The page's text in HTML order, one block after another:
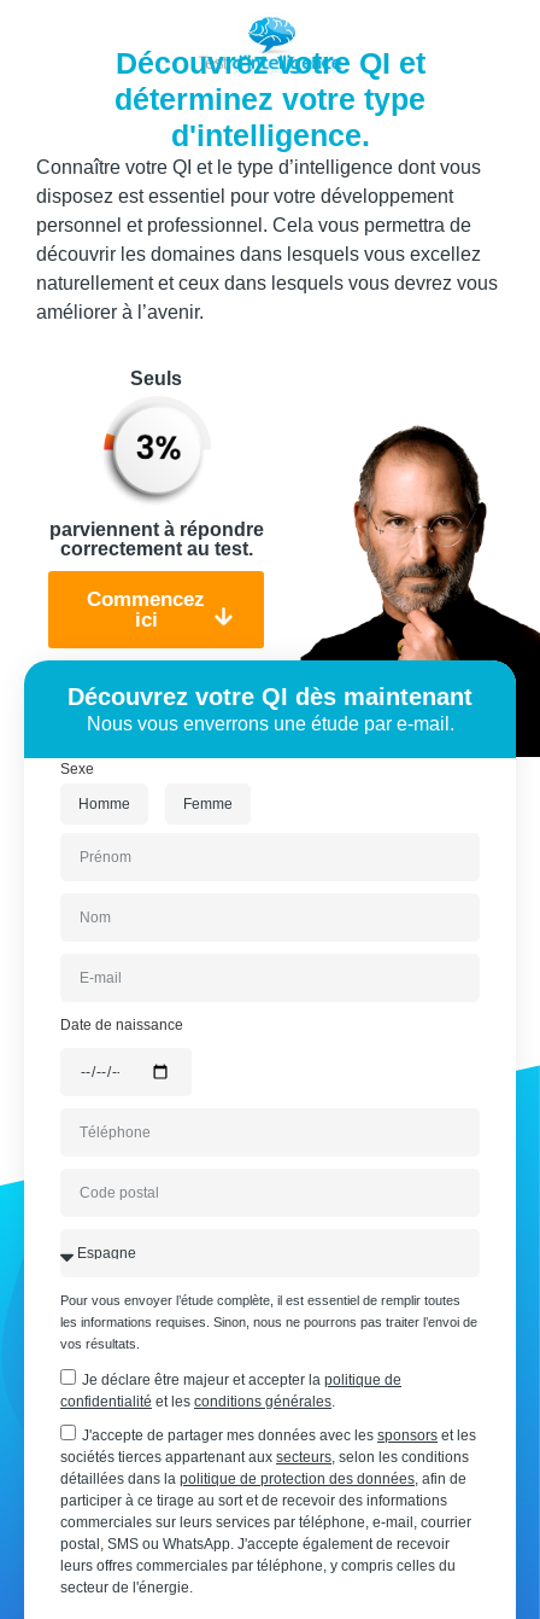
Découvrez votre QI et
déterminez votre type
d'intelligence.
Connaître votre QI et le type d’intelligence dont vous
disposez est essentiel pour votre développement
personnel et professionnel. Cela vous permettra de
découvrir les domaines dans lesquels vous excellez
naturellement et ceux dans lesquels vous devrez vous
améliorer à l’avenir.
Seuls
parviennent à répondre
correctement au test.
Commencez
ici
Découvrez votre QI dès maintenant
Nous vous enverrons une étude par e-mail.
Sexe
Homme Femme
Date de naissance
Pour vous envoyer l’étude complète, il est essentiel de remplir toutes
les informations requises. Sinon, nous ne pourrons pas traiter l’envoi de
vos résultats.
Je déclare être majeur et accepter la politique de
confidentialité et les conditions générales
J'accepte de partager mes données avec les sponsors et les
sociétés tierces appartenant aux secteurs , selon les conditions
détaillées dans la politique de protection des données , afin de
participer à ce tirage au sort et de recevoir des informations
commerciales sur leurs services par téléphone, e-mail, courrier
postal, SMS ou WhatsApp. J'accepte également de recevoir
leurs offres commerciales par téléphone, y compris celles du
secteur de l'énergie.